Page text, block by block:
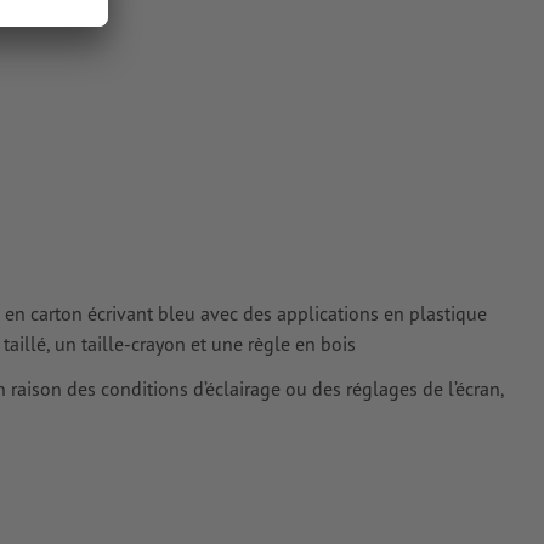
les
carton écrivant bleu avec des applications en plastique
un taille-crayon et une règle en bois
des conditions d’éclairage ou des réglages de l’écran,